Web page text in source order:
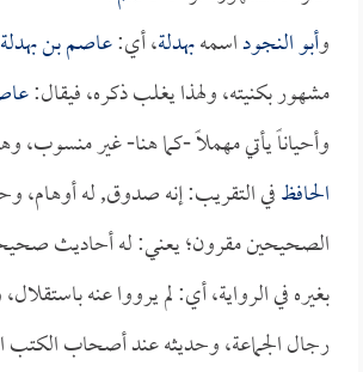
وأبو النجوداسمهبهدلة، أي:عاصم بن بهدلة
مشهور بكنيته، ولهذا يغلب ذكره، فيقال:
وأحياناً يأتي مهملاً -كما هنا- غير منسوب،
الحافظفي التقريب: إنه صدوق, له أوهام،
الصحيحين مقرون؛ يعني: له أحاديث
بغيره في الرواية، أي: لم يرووا عنه
رجال الجماعة، وحديثه عند أصحاب الكتب